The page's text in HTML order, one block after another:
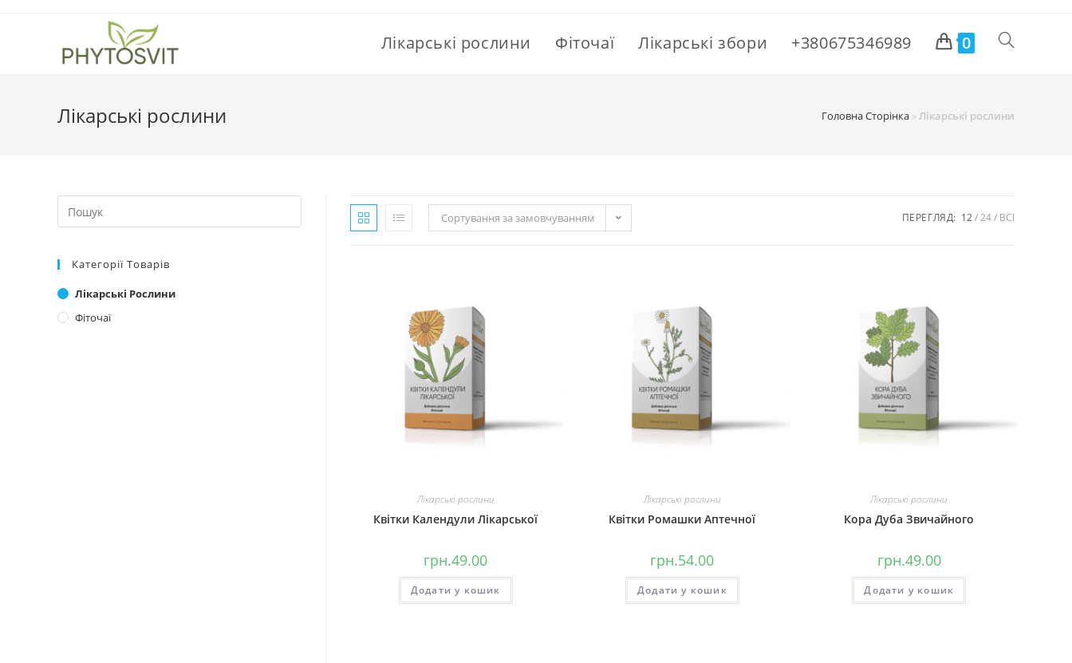
Лікарські рослини Фіточаї Лікарські збори +380675346989 0
Лікарські рослини Головна Сторінка » Лікарські рослини
Сортування за замовчуванням ПЕРЕГЛЯД: 12 24 ВСІ
Лікарські рослини
Квітки Календули Лікарської
грн.49.00
Додати у кошик
Лікарські рослини
Квітки Ромашки Аптечної
грн.54.00
Додати у кошик
Лікарські рослини
Кора Дуба Звичайного
грн.49.00
Додати у кошик
Search
this
Категорії Товарів
Лікарські Рослини
Фіточаї